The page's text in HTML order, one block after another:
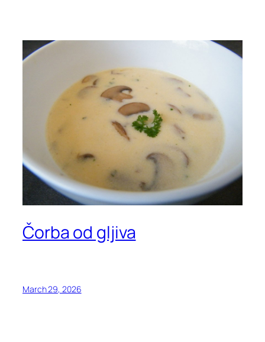
Čorba od gljiva
March 29, 2026